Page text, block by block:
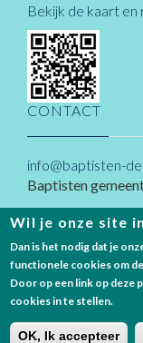
Bekijk de kaart
CONTACT
info@baptisten-
Baptisten
Joh. v.d.
9934 EADelfzijl
© copyright
ANBI verklaring
Wil je onze site
Dan is het nodig dat je
functionele cookies om
Door op een link op deze
cookies in te stellen.
OK, Ik accepteer